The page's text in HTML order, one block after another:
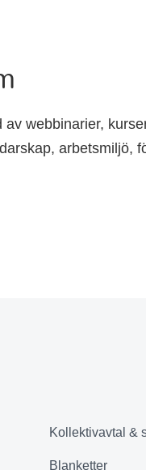
webbinarier,
arbetsmiljö,
Kollektivavtal &
Blanketter